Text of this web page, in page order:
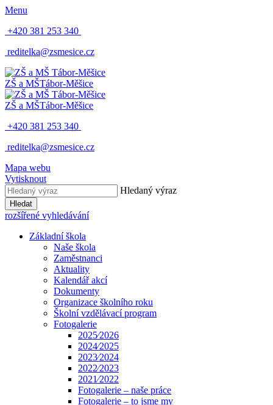
Menu
+420 381 253 340
reditelka@zsmesice.cz
ZŠ a MŠTábor-Měšice
ZŠ a MŠTábor-Měšice
+420 381 253 340
reditelka@zsmesice.cz
Mapa webu
Vytisknout
Hledaný výraz
Hledat
rozšířené vyhledávání
Základní škola
Naše škola
Zaměstnanci
Aktuality
Kalendář akcí
Dokumenty
Organizace školního roku
Školní vzdělávací program
Fotogalerie
2025⁄2026
2024⁄2025
2023⁄2024
2022⁄2023
2021⁄2022
Fotogalerie – naše práce
Fotogalerie – to jsme my